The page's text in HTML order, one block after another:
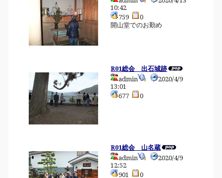
10:42
759
0
開山堂でのお勤め
R01総会 出石城跡
admin
2020/4/9
13:01
677
0
R01総会 山名蔵
admin
2020/4/9
12:52
901
0